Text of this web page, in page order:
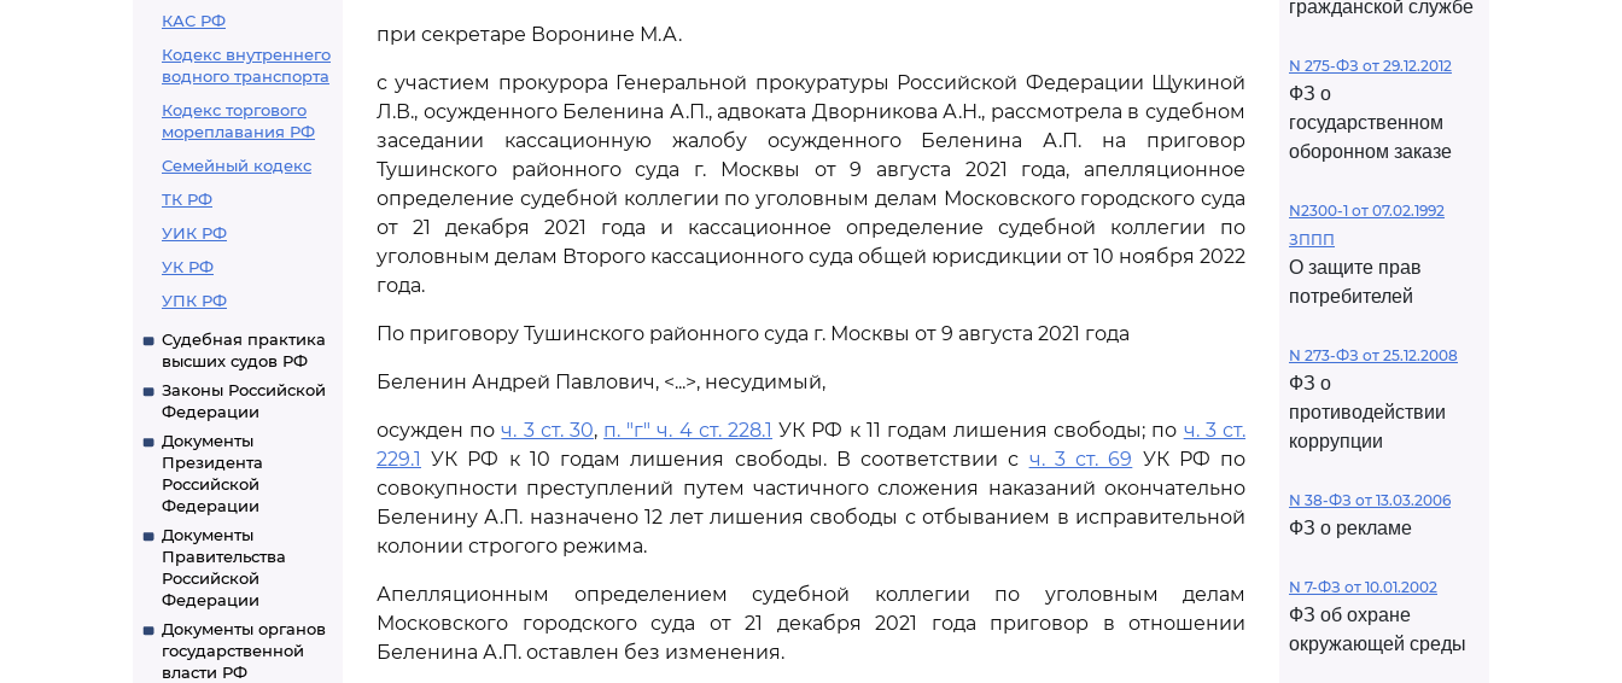
КАС РФ
Кодекс внутреннего
водного транспорта
Кодекс торгового
мореплавания РФ
Семейный кодекс
ТК РФ
УИК РФ
УК РФ
УПК РФ
Судебная практика
высших судов РФ
Законы Российской
Федерации
Документы
Президента
Российской
Федерации
Документы
Правительства
Российской
Федерации
Документы органов
государственной
власти РФ
при секретаре Воронине М.А.
с участием прокурора Генеральной прокуратуры Российской Федерации Щукиной
Л.В., осужденного Беленина А.П., адвоката Дворникова А.Н., рассмотрела в судебном
заседании кассационную жалобу осужденного Беленина А.П. на приговор
Тушинского районного суда г. Москвы от 9 августа 2021 года, апелляционное
определение судебной коллегии по уголовным делам Московского городского суда
от 21 декабря 2021 года и кассационное определение судебной коллегии по
уголовным делам Второго кассационного суда общей юрисдикции от 10 ноября 2022
года.
По приговору Тушинского районного суда г. Москвы от 9 августа 2021 года
Беленин Андрей Павлович, <...>, несудимый,
осужден поч. 3 ст. 30, п. "г" ч. 4 ст. 228.1 УК РФ к 11 годам лишения свободы; по ч. 3 ст.
229.1 УК РФ к 10 годам лишения свободы. В соответствии с ч. 3 ст. 69 УК РФ по
совокупности преступлений путем частичного сложения наказаний окончательно
Беленину А.П. назначено 12 лет лишения свободы с отбыванием в исправительной
колонии строгого режима.
Апелляционным определением судебной коллегии по уголовным делам
Московского городского суда от 21 декабря 2021 года приговор в отношении
Беленина А.П. оставлен без изменения.
гражданской службе
N 275-ФЗ от 29.12.2012
ФЗ о
государственном
оборонном заказе
N2300-1 от 07.02.1992
ЗППП
О защите прав
потребителей
N 273-ФЗ от 25.12.2008
ФЗ о
противодействии
коррупции
N 38-ФЗ от 13.03.2006
ФЗ о рекламе
N 7-ФЗ от 10.01.2002
ФЗ об охране
окружающей среды